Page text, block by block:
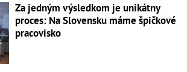
Za jedným výsledkom je unikátny
proces: Na Slovensku máme špičkové
pracovisko